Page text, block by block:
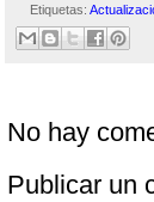
Etiquetas:
No hay
Publicar un